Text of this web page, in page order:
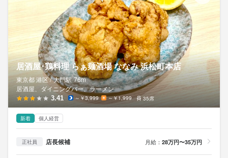
居酒屋･鶏料理 らぁ麺酒場 ななみ 浜松町本店
東京都 港区 / 大門駅 76m
居酒屋、ダイニングバー、ラーメン
3.41 ～￥3,999 ～￥1,999 35席
新着 個人経営
正社員 店長候補 月給： 28万円〜35万円